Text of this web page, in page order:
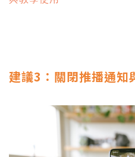
建議3：關閉推播通知